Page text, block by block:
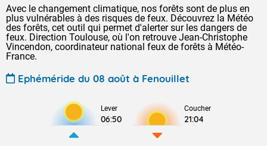
Avec le changement climatique, nos forêts sont de plus en
plus vulnérables à des risques de feux. Découvrez la Météo
des forêts, cet outil qui permet d'alerter sur les dangers de
feux. Direction Toulouse, où l'on retrouve Jean-Christophe
Vincendon, coordinateur national feux de forêts à Météo-
France.
Ephéméride du 08 août à Fenouillet
Lever
06:50
Coucher
21:04